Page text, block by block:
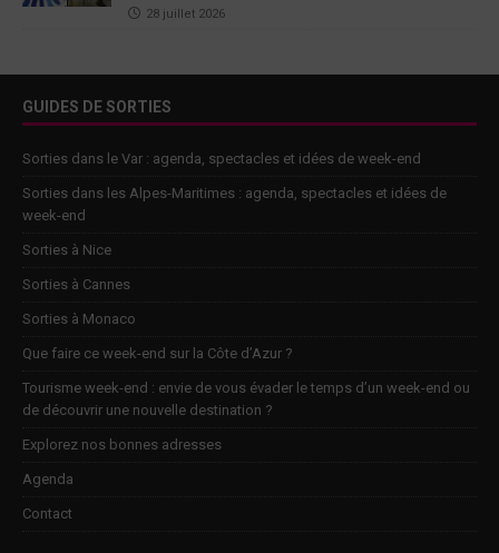
28 juillet 2026
GUIDES DE SORTIES
Sorties dans le Var : agenda, spectacles et idées de week-end
Sorties dans les Alpes-Maritimes : agenda, spectacles et idées de
week-end
Sorties à Nice
Sorties à Cannes
Sorties à Monaco
Que faire ce week-end sur la Côte d’Azur ?
Tourisme week-end : envie de vous évader le temps d’un week-end ou
de découvrir une nouvelle destination ?
Explorez nos bonnes adresses
Agenda
Contact